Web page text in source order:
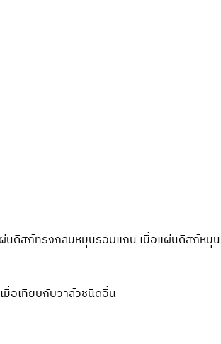
ผ่นดิสก์ทรงกลมหมุนรอบแกน เมื่อแผ่นดิสก์หมุน
มื่อเทียบกับวาล์วชนิดอื่น